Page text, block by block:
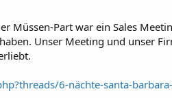
Müssen-Part war ein Sales
Unser Meeting und unser
6-nächte-santa-